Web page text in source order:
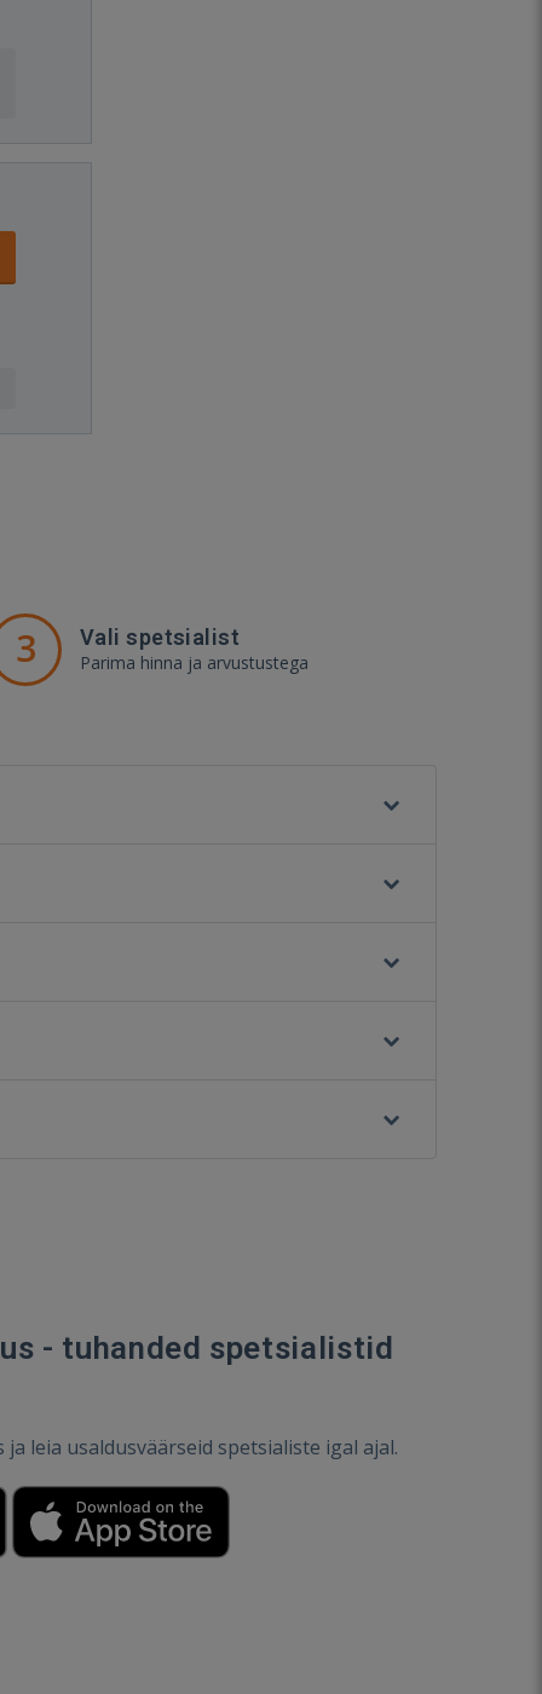
3 Vali spetsialist
Parima hinna ja arvustustega
- tuhanded spetsialistid
ja leia usaldusväärseid spetsialiste igal ajal.